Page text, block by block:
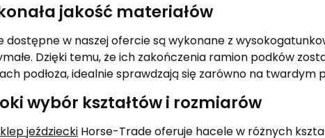
jakość materiałów
dostępne w naszej ofercie są wykonane z
Dzięki temu, że ich zakończenia ramion podków
podłoża, idealnie sprawdzają się zarówno na twardym
wybór kształtów i rozmiarów
jeździecki Horse-Trade oferuje hacele w różnych